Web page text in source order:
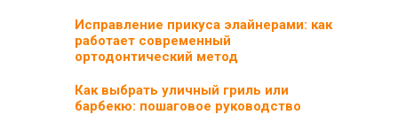
Исправление прикуса элайнерами: как
работает современный
ортодонтический метод
Как выбрать уличный гриль или
барбекю: пошаговое руководство